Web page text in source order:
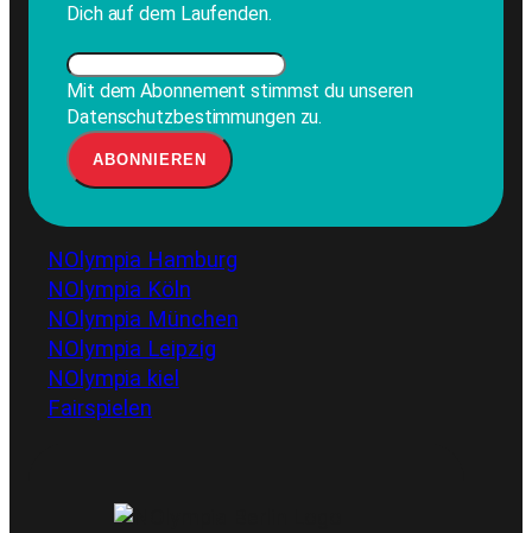
Dich auf dem Laufenden.
Mit dem Abonnement stimmst du unseren
Datenschutzbestimmungen zu.
NOlympia Hamburg
NOlympia Köln
NOlympia München
NOlympia Leipzig
NOlympia kiel
Fairspielen